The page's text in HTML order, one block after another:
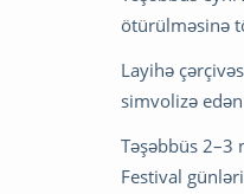
ötürülməsinə
Layihə
simvolizə edən
Təşəbbüs 2–3
Festival